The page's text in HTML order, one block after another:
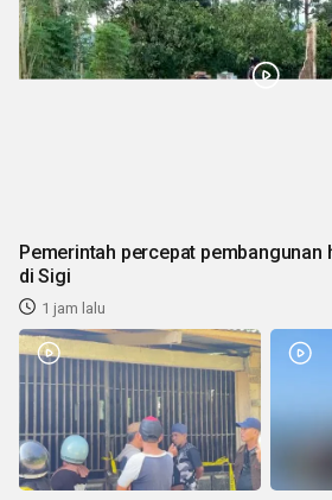
Pemerintah percepat pembangunan
di Sigi
1 jam lalu